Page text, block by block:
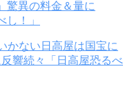
かない日高屋は国宝に
響続々「日高屋恐るべ